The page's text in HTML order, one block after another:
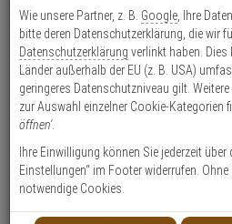
geben
Sie
mindestens
Zeichen
ein,
um
Suche
wurde
noch
Kategorien
Suche
gestartet
Versand & Lieferung
Bitte wählen Sie Ihr Lieferland.
Welche Lieferoptionen kann
auswählen?
Wie unsere Partner, z. B. Google , Ihre
bitte deren Datenschutzerklärung, die wir
Datenschutzerklärung verlinkt haben.
Länder außerhalb der EU (z. B. USA)
geringeres Datenschutzniveau gilt.
zur Auswahl einzelner Cookie-Kategorien
öffnen'.
Ihre Einwilligung können Sie jederzeit über
Einstellungen“ im Footer widerrufen.
notwendige Cookies.